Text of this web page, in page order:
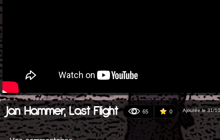
Jan Hammer, Last Flight 65 0 Ajoutée le 31/